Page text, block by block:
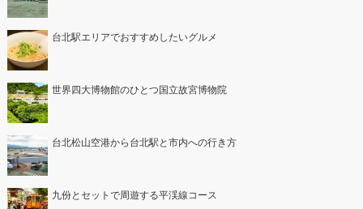
台北駅エリアでおすすめしたいグルメ
世界四大博物館のひとつ国立故宮博物院
台北松山空港から台北駅と市内への行き方
九份とセットで周遊する平渓線コース